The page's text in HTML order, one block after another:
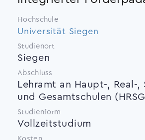
Hochschule
Universität Siegen
Studienort
Siegen
Abschluss
Lehramt an Haupt-, Real-,
und Gesamtschulen
Studienform
Vollzeitstudium